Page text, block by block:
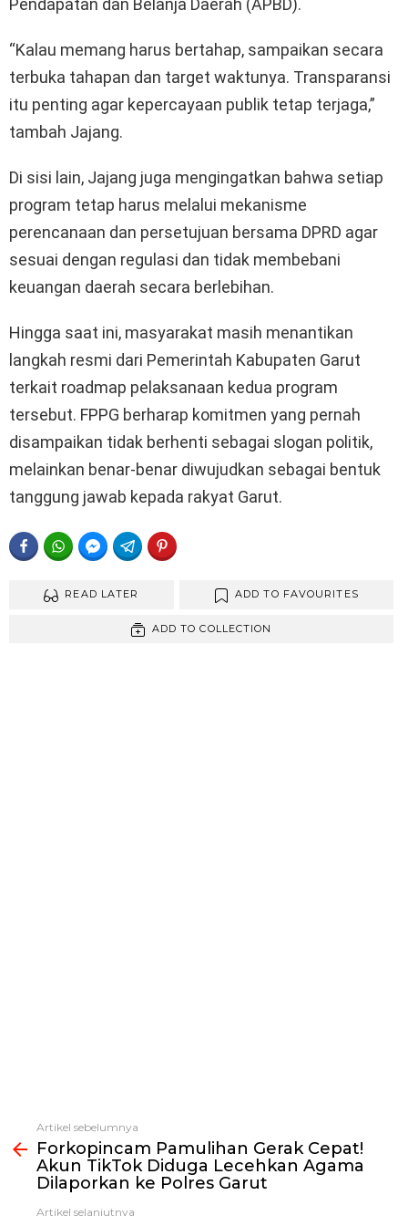
Pendapatan dan Belanja Daerah (APBD).
“Kalau memang harus bertahap, sampaikan secara
terbuka tahapan dan target waktunya. Transparansi
itu penting agar kepercayaan publik tetap terjaga,”
tambah Jajang.
Di sisi lain, Jajang juga mengingatkan bahwa setiap
program tetap harus melalui mekanisme
perencanaan dan persetujuan bersama DPRD agar
sesuai dengan regulasi dan tidak membebani
keuangan daerah secara berlebihan.
Hingga saat ini, masyarakat masih menantikan
langkah resmi dari Pemerintah Kabupaten Garut
terkait roadmap pelaksanaan kedua program
tersebut. FPPG berharap komitmen yang pernah
disampaikan tidak berhenti sebagai slogan politik,
melainkan benar-benar diwujudkan sebagai bentuk
tanggung jawab kepada rakyat Garut.
FACEBOOKWHATSAPPFACEBOOK MESSENGER
TELEGRAM
READ LATER ADD TO FAVOURITES
ADD TO COLLECTION
Lihat
selengkapnya
Artikel sebelumnya
Forkopincam Pamulihan Gerak Cepat!
Akun TikTok Diduga Lecehkan Agama
Dilaporkan ke Polres Garut
Artikel selanjutnya